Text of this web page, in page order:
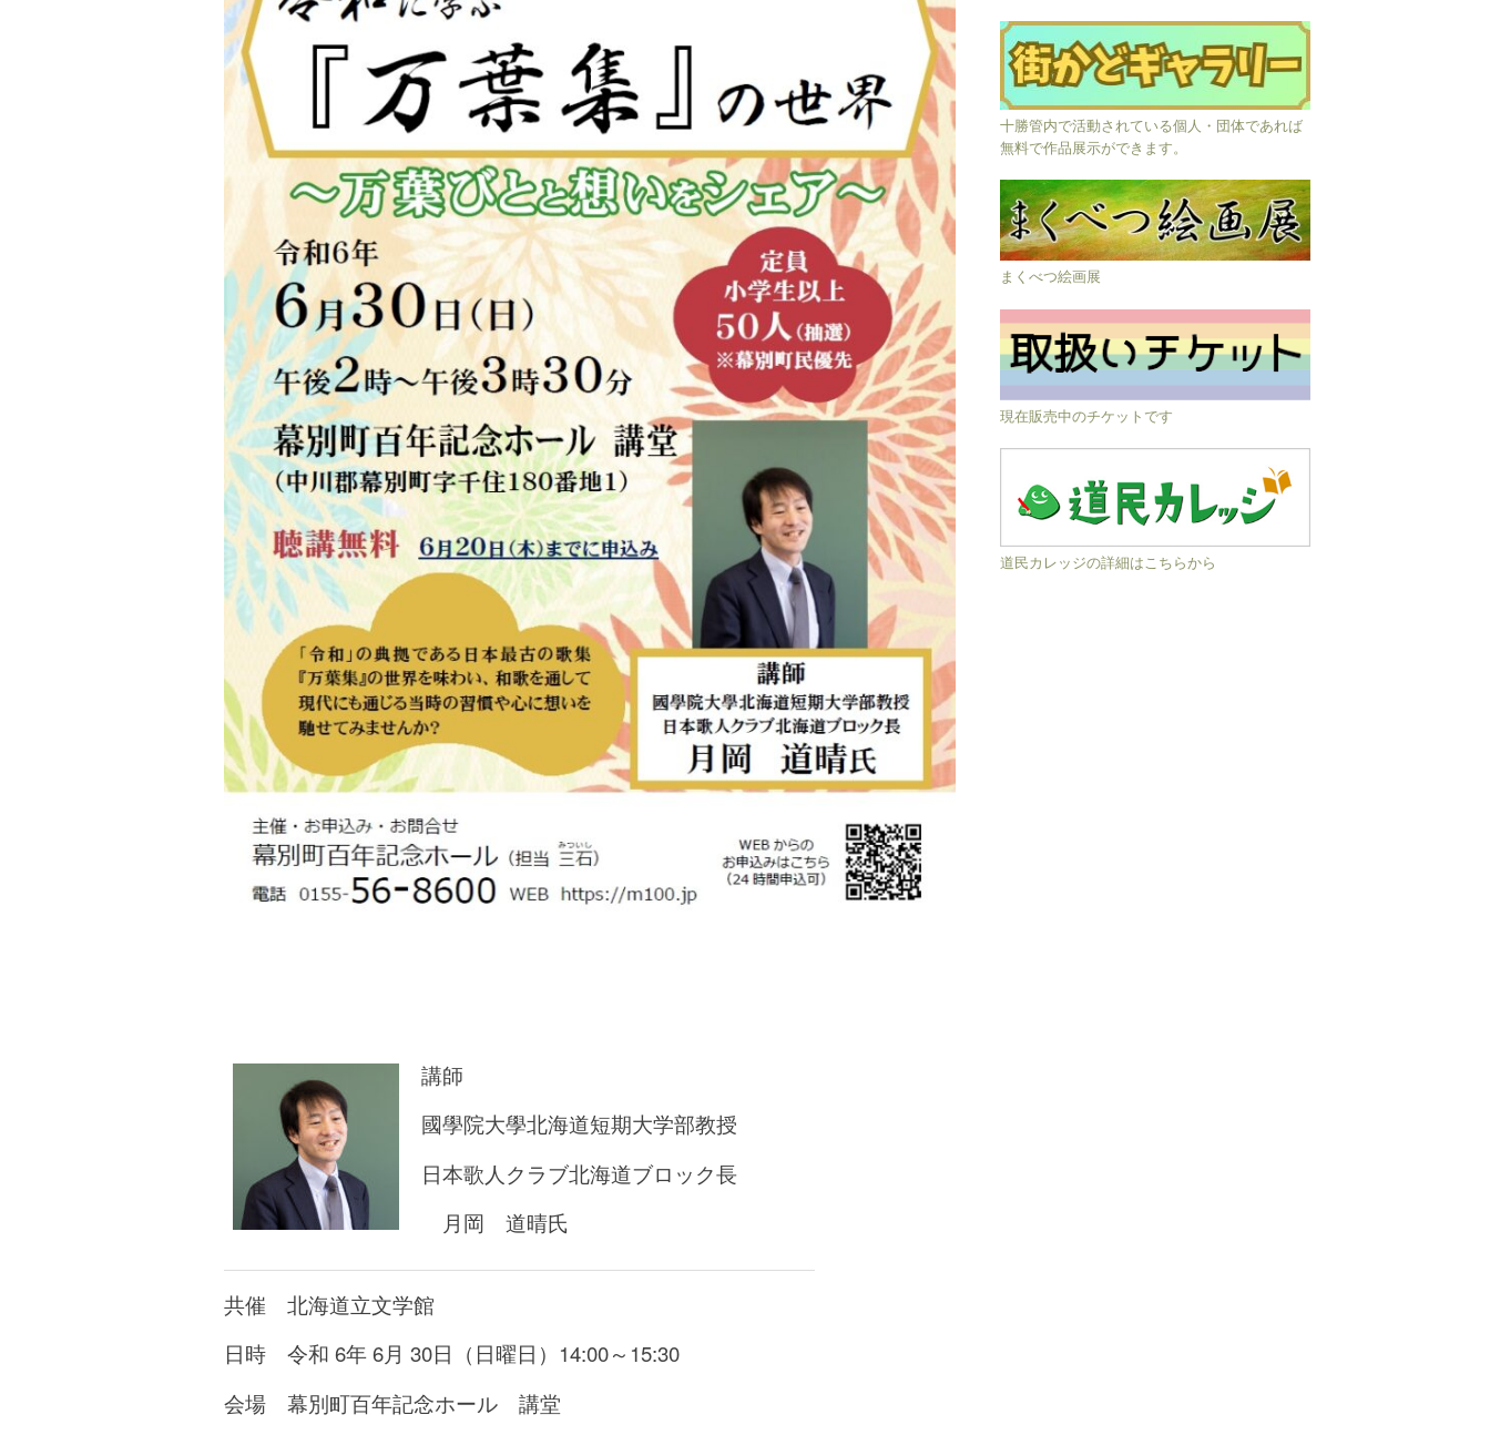
講師
國學院大學北海道短期大学部教授
日本歌人クラブ北海道ブロック長
月岡 道晴氏
共催 北海道立文学館
日時 令和 6年 6月 30日（日曜日） 14:00～15:30
会場 幕別町百年記念ホール 講堂
十勝管内で活動されている個人・団体であれば
無料で作品展示ができます。
まくべつ絵画展
現在販売中のチケットです
道民カレッジの詳細はこちらから